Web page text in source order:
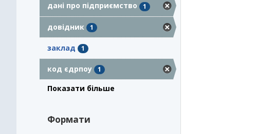
дані про підприємство 1
довідник 1
заклад 1
код єдрпоу 1
Показати більше
Формати